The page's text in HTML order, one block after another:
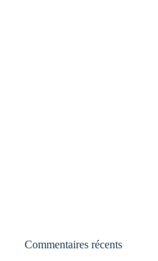
Commentaires récents